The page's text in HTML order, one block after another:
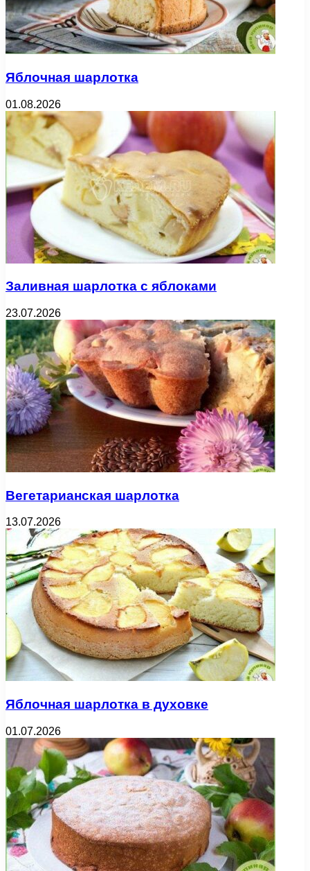
Яблочная шарлотка
01.08.2026
Заливная шарлотка с яблоками
23.07.2026
Вегетарианская шарлотка
13.07.2026
Яблочная шарлотка в духовке
01.07.2026